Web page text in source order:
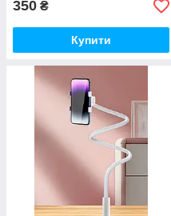
350 ₴
Купити